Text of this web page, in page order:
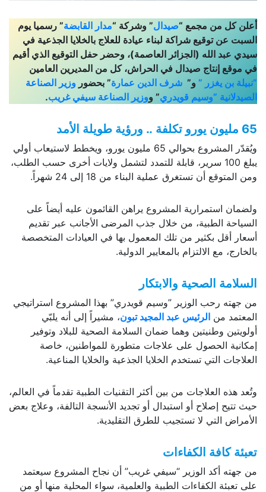
أعلن كل من مجمع “صيدال” وشركة “مدار القابضة” رسميا يوم
السبت عن توقيع شراكة لبناء عيادة للعلاج بالخلايا الجذعية في
سيدي عبد الله (الجزائر العاصمة)، وحضر حفل التوقيع الذي أقيم
في موقع إنتاج صيدال في الحراش، كل من المديرين العامين
”نبيلة بن يغزر ” و” شرف الدين عمارة” بحضور وزير الصناعة
الصيدلانية ”وسيم قويدري” ووزير الصناعة سيفي غريب.
65 مليون يورو تكلفة .. ورؤية طويلة الأمد
ويُقدّر المشروع بحوالي 65 مليون يورو، ويخطط لاستيعاب أولي
يبلغ 100 سرير، قابلة للتمدد لتشمل ولايات أخرى حسب الطلب،
ومن المتوقع أن تستغرق عملية البناء من 18 إلى 24 شهراً.
ولضمان استمرارية المشروع يراهن القائمون عليه أيضاً على
السياحة الطبية، من خلال جذب المرضى الأجانب عبر تقديم
أسعار أقل بكثير من تلك المعمول بها في العيادات المتخصصة
بالخارج، مع الالتزام بالمعايير الدولية.
السلامة الصحية والابتكار
من جهته رحب الوزير ”وسيم قويدري” بهذا المشروع استراتيجي
المعتمد من الرئيس عبد المجيد تبون، مشيراً إلى أنه يلبّي
أولويتين وطنيتين وهما ضمان السلامة الصحية للبلاد وتوفير
إمكانية الحصول على علاجات متطورة للمواطنين، خاصة
العلاجات التي تستخدم الخلايا الجذعية والخلايا المناعية.
وتُعد هذه العلاجات من بين أكثر التقنيات الطبية تقدماً في العالم،
حيث تتيح إصلاح أو استبدال أو تجديد الأنسجة التالفة، وعلاج بعض
الأمراض التي لا تستجيب للطرق التقليدية.
تعبئة كافة الكفاءات
من جهته أكد الوزير “سيفي غريب” أن نجاح المشروع سيعتمد
على تعبئة الكفاءات الطبية والعلمية، سواء المحلية منها أو من